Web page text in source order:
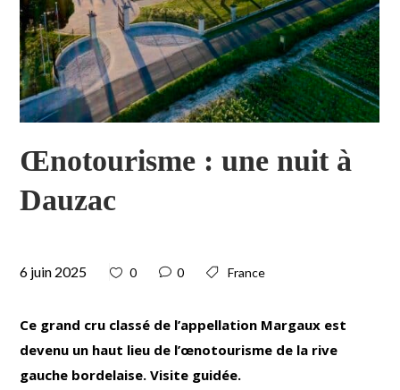
Œnotourisme : une nuit à
Dauzac
6 juin 2025 0 0 France
Ce grand cru classé de l’appellation Margaux est
devenu un haut lieu de l’œnotourisme de la rive
gauche bordelaise. Visite guidée.